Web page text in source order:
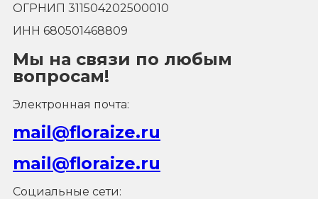
ОГРНИП 311504202500010
ИНН 680501468809
Мы на связи по любым
вопросам!
Электронная почта:
mail@floraize.ru
mail@floraize.ru
Социальные сети: